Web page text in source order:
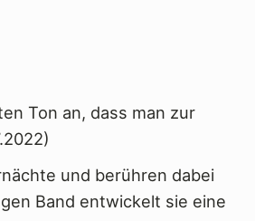
Ton an, dass man zur
und berühren dabei
Band entwickelt sie eine